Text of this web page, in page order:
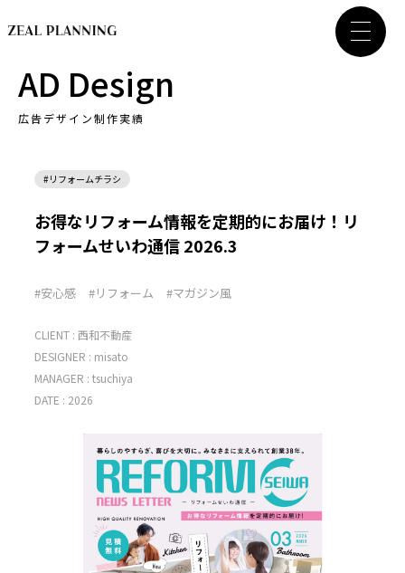
AD Design
広告デザイン制作実績
#リフォームチラシ
お得なリフォーム情報を定期的にお届け！リ
フォームせいわ通信 2026.3
#安心感 #リフォーム #マガジン風
CLIENT :西和不動産
DESIGNER : misato
MANAGER :tsuchiya
DATE : 2026